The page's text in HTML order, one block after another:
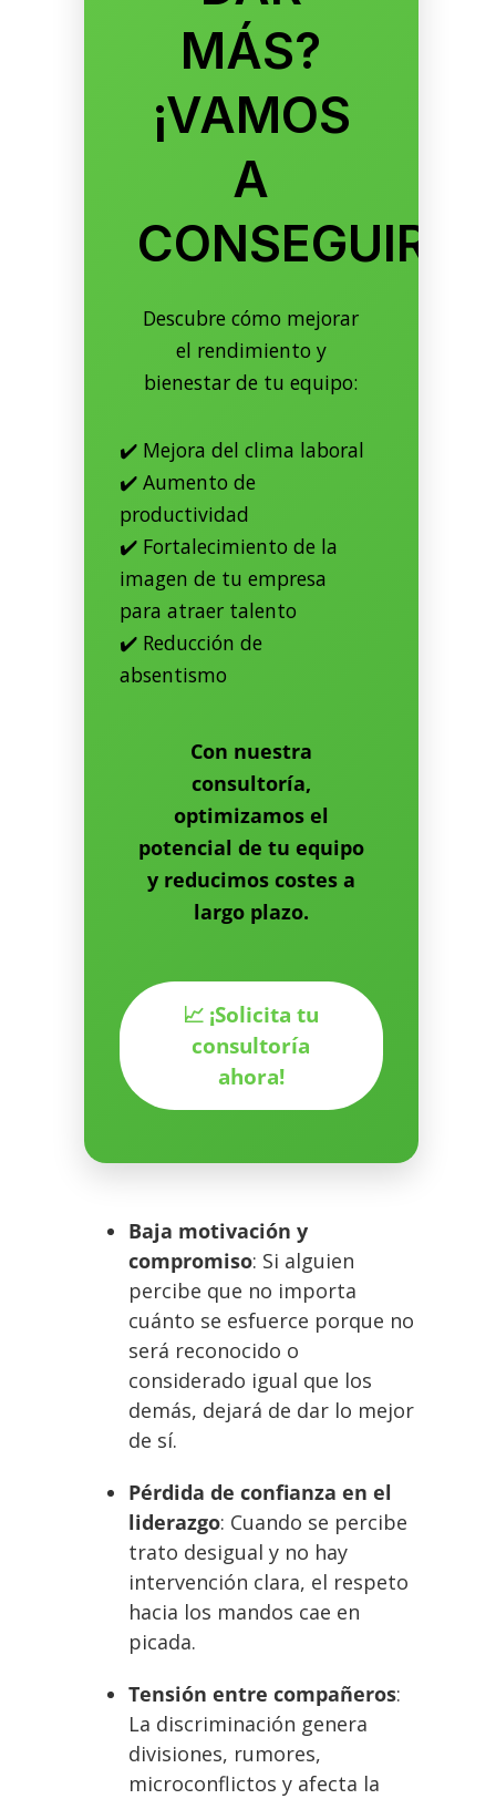
MÁS?
¡VAMOS
A
Descubre cómo mejorar
el rendimiento y
bienestar de tu equipo:
✔️ Mejora del clima laboral
✔️ Aumento de
productividad
✔️ Fortalecimiento de la
imagen de tu empresa
para atraer talento
✔️ Reducción de
absentismo
Con nuestra
consultoría,
optimizamos el
potencial de tu equipo
y reducimos costes a
largo plazo.
📈 ¡Solicita tu
consultoría
ahora!
Baja motivación y
compromiso: Si alguien
percibe que no importa
cuánto se esfuerce porque no
será reconocido o
considerado igual que los
demás, dejará de dar lo mejor
de sí.
Pérdida de confianza en el
liderazgo: Cuando se percibe
trato desigual y no hay
intervención clara, el respeto
hacia los mandos cae en
picada.
Tensión entre compañeros:
La discriminación genera
divisiones, rumores,
microconflictos y afecta la